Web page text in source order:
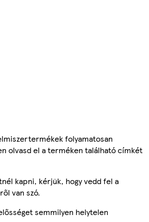
folyamatosan
olvasd el a terméken található címkét
kapni, kérjük, hogy vedd fel a
van szó.
semmilyen helytelen